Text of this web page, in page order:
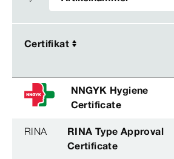
Certifikat
Certifikat
NNGYK Hygiene
Certificate
RINA
RINA Type Approval
Certificate